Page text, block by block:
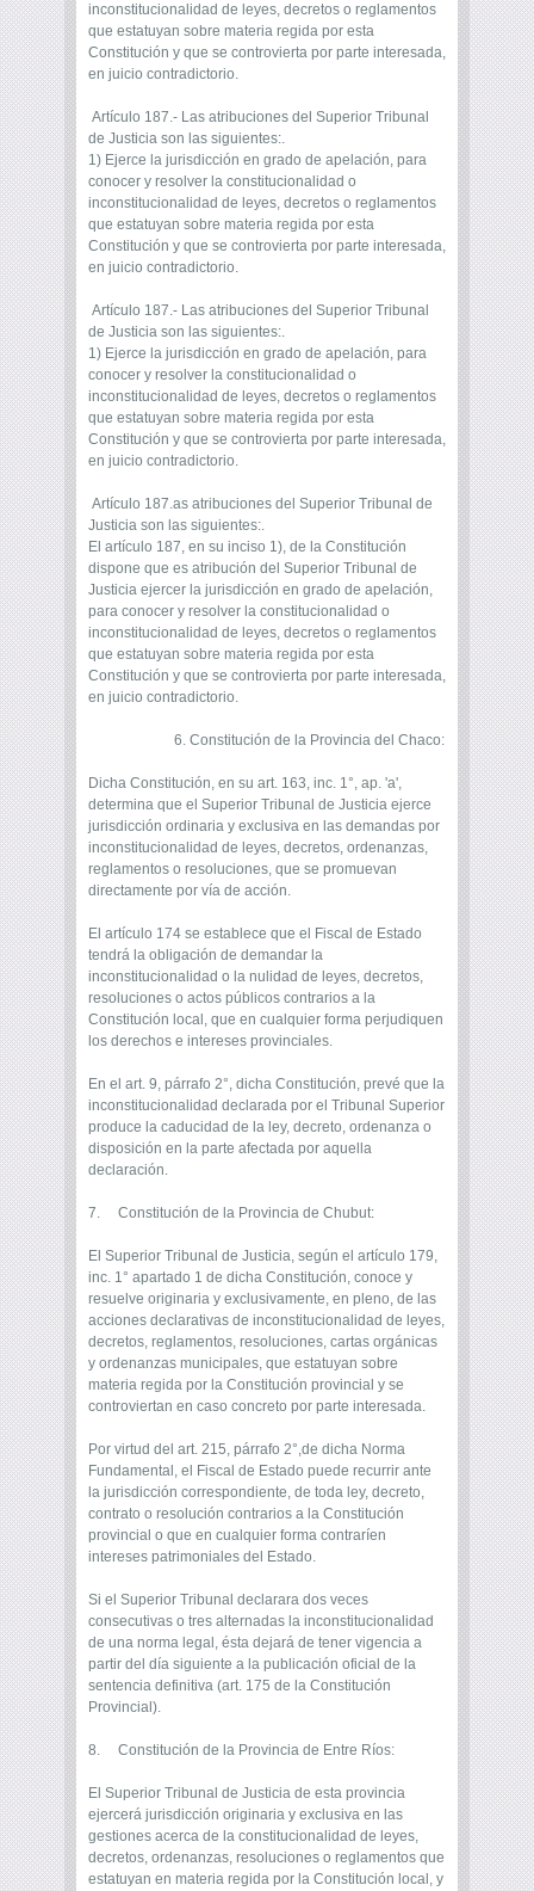
inconstitucionalidad de leyes, decretos o reglamentos
que estatuyan sobre materia regida por esta
Constitución y que se controvierta por parte interesada,
en juicio contradictorio.
Artículo 187.- Las atribuciones del Superior Tribunal
de Justicia son las siguientes:.
1) Ejerce la jurisdicción en grado de apelación, para
conocer y resolver la constitucionalidad o
inconstitucionalidad de leyes, decretos o reglamentos
que estatuyan sobre materia regida por esta
Constitución y que se controvierta por parte interesada,
en juicio contradictorio.
Artículo 187.- Las atribuciones del Superior Tribunal
de Justicia son las siguientes:.
1) Ejerce la jurisdicción en grado de apelación, para
conocer y resolver la constitucionalidad o
inconstitucionalidad de leyes, decretos o reglamentos
que estatuyan sobre materia regida por esta
Constitución y que se controvierta por parte interesada,
en juicio contradictorio.
Artículo 187.as atribuciones del Superior Tribunal de
Justicia son las siguientes:.
El artículo 187, en su inciso 1), de la Constitución
dispone que es atribución del Superior Tribunal de
Justicia ejercer la jurisdicción en grado de apelación,
para conocer y resolver la constitucionalidad o
inconstitucionalidad de leyes, decretos o reglamentos
que estatuyan sobre materia regida por esta
Constitución y que se controvierta por parte interesada,
en juicio contradictorio.
6. Constitución de la Provincia del Chaco:
Dicha Constitución, en su art. 163, inc. 1°, ap. 'a',
determina que el Superior Tribunal de Justicia ejerce
jurisdicción ordinaria y exclusiva en las demandas por
inconstitucionalidad de leyes, decretos, ordenanzas,
reglamentos o resoluciones, que se promuevan
directamente por vía de acción.
El artículo 174 se establece que el Fiscal de Estado
tendrá la obligación de demandar la
inconstitucionalidad o la nulidad de leyes, decretos,
resoluciones o actos públicos contrarios a la
Constitución local, que en cualquier forma perjudiquen
los derechos e intereses provinciales.
En el art. 9, párrafo 2°, dicha Constitución, prevé que la
inconstitucionalidad declarada por el Tribunal Superior
produce la caducidad de la ley, decreto, ordenanza o
disposición en la parte afectada por aquella
declaración.
7. Constitución de la Provincia de Chubut:
El Superior Tribunal de Justicia, según el artículo 179,
inc. 1° apartado 1 de dicha Constitución, conoce y
resuelve originaria y exclusivamente, en pleno, de las
acciones declarativas de inconstitucionalidad de leyes,
decretos, reglamentos, resoluciones, cartas orgánicas
y ordenanzas municipales, que estatuyan sobre
materia regida por la Constitución provincial y se
controviertan en caso concreto por parte interesada.
Por virtud del art. 215, párrafo 2°,de dicha Norma
Fundamental, el Fiscal de Estado puede recurrir ante
la jurisdicción correspondiente, de toda ley, decreto,
contrato o resolución contrarios a la Constitución
provincial o que en cualquier forma contraríen
intereses patrimoniales del Estado.
Si el Superior Tribunal declarara dos veces
consecutivas o tres alternadas la inconstitucionalidad
de una norma legal, ésta dejará de tener vigencia a
partir del día siguiente a la publicación oficial de la
sentencia definitiva (art. 175 de la Constitución
Provincial).
8. Constitución de la Provincia de Entre Ríos:
El Superior Tribunal de Justicia de esta provincia
ejercerá jurisdicción originaria y exclusiva en las
gestiones acerca de la constitucionalidad de leyes,
decretos, ordenanzas, resoluciones o reglamentos que
estatuyan en materia regida por la Constitución local, y